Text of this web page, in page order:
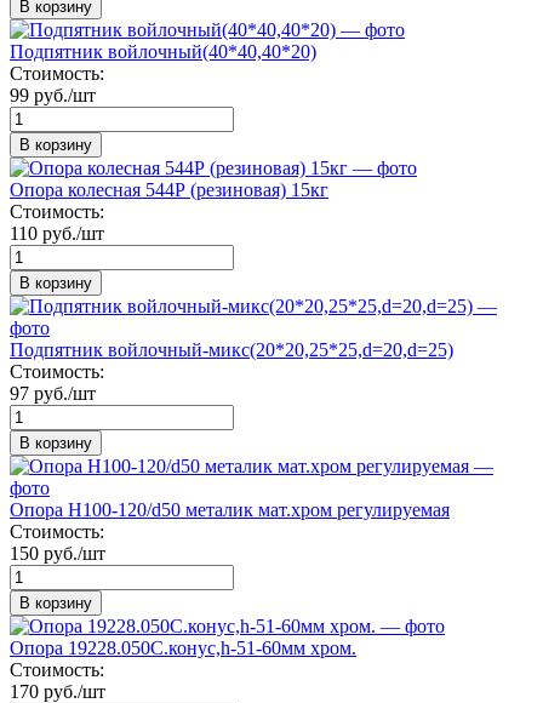
В корзину
Подпятник войлочный(40*40,40*20)
Стоимость:
99 руб./шт
В корзину
Опора колесная 544Р (резиновая) 15кг
Стоимость:
110 руб./шт
В корзину
Подпятник войлочный-микс(20*20,25*25,d=20,d=25)
Стоимость:
97 руб./шт
В корзину
Опора H100-120/d50 металик мат.хром регулируемая
Стоимость:
150 руб./шт
В корзину
Опора 19228.050С.конус,h-51-60мм хром.
Стоимость:
170 руб./шт